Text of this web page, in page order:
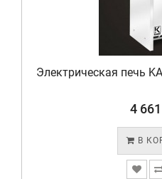
Электрическая печь
4
В